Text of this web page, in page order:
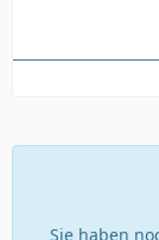
Sie haben